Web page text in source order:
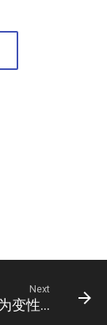
Next
变性警察亮相北约克郡 英国将为变性人开绿灯